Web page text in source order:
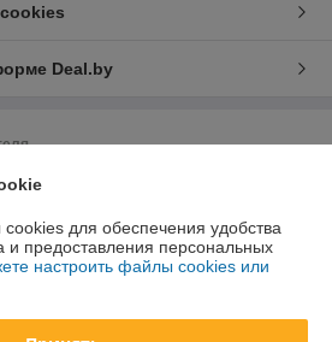
Deal.by
весоизмерительного оборудования»
691357099
райисполком
для обеспечения удобства
и предоставления персональных
настроить файлы cookies или